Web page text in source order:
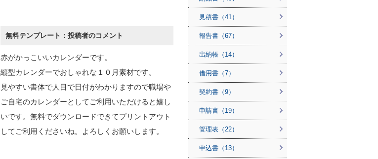
無料テンプレート：投稿者のコメント
赤がかっこいいカレンダーです。
縦型カレンダーでおしゃれな１０月素材です。
見やすい書体で人目で日付がわかりますので職場や
ご自宅のカレンダーとしてご利用いただけると嬉し
いです。無料でダウンロードできてプリントアウト
してご利用くださいね。よろしくお願いします。
見積書（41）
報告書（67）
出納帳（14）
借用書（7）
契約書（9）
申請書（19）
管理表（22）
申込書（13）